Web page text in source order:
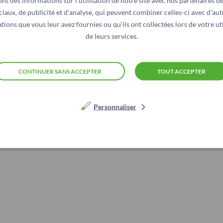
de publicité et d'analyse, qui peuvent combiner celles-ci avec
que vous leur avez fournies ou qu'ils ont collectées lors de votre
de leurs services.
TOUT ACCEPTER
CONTINUER SANS ACCEPTER
Personnaliser
puis le pilotage d’organisations dans des environnements
est nécessaire de toujours faire évoluer et réinventer les
que les actions de terrain doivent impérativement
service de la